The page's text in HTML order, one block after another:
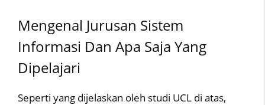
Mengenal Jurusan Sistem
Informasi Dan Apa Saja Yang
Dipelajari
Seperti yang dijelaskan oleh studi UCL di atas,